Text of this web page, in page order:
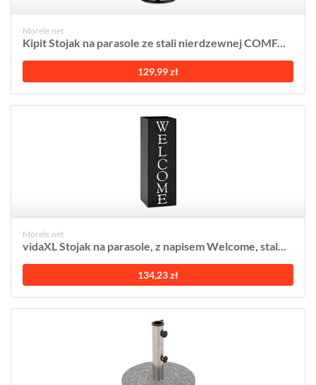
Morele.net
Kipit Stojak na parasole ze stali nierdzewnej COMF...
129,99 zł
Morele.net
vidaXL Stojak na parasole, z napisem Welcome, stal...
134,23 zł